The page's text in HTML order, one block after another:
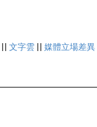
|| 文字雲 || 媒體立場差異